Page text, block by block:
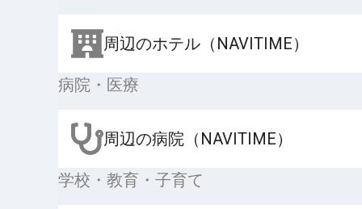
周辺のホテル（NAVITIME）
病院・医療
周辺の病院（NAVITIME）
学校・教育・子育て